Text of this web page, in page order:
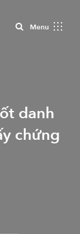
MenuClose
danh
chứng